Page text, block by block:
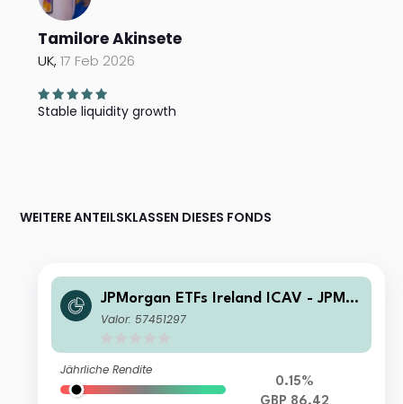
Tamilore Akinsete
UK,17 Feb 2026
Stable liquidity growth
WEITERE ANTEILSKLASSEN DIESES FONDS
JPMorgan ETFs Ireland ICAV - JPM U
SD IG Corporate Bond Active UCITS
Valor: 57451297
Jährliche Rendite
0.15%